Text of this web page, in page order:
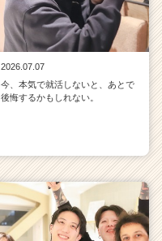
2026.07.07
今、本気で就活しないと、あとで
後悔するかもしれない。